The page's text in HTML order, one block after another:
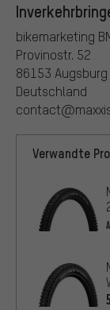
bikemarketing
Provinostr. 52
86153 Augsburg
Deutschland
Verwandte